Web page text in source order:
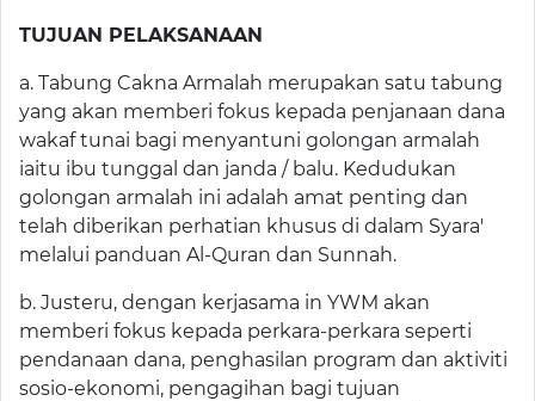
TUJUAN PELAKSANAAN
a. Tabung Cakna Armalah merupakan satu tabung
yang akan memberi fokus kepada penjanaan dana
wakaf tunai bagi menyantuni golongan armalah
iaitu ibu tunggal dan janda / balu. Kedudukan
golongan armalah ini adalah amat penting dan
telah diberikan perhatian khusus di dalam Syara'
melalui panduan Al-Quran dan Sunnah.
b. Justeru, dengan kerjasama in YWM akan
memberi fokus kepada perkara-perkara seperti
pendanaan dana, penghasilan program dan aktiviti
sosio-ekonomi, pengagihan bagi tujuan